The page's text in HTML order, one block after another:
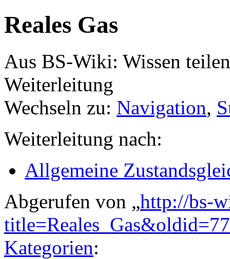
Reales Gas
Aus BS-Wiki: Wissen teilen
Weiterleitung
Wechseln zu: Navigation,
Weiterleitung nach:
Allgemeine
Abgerufen von „http://bs-
Kategorien: